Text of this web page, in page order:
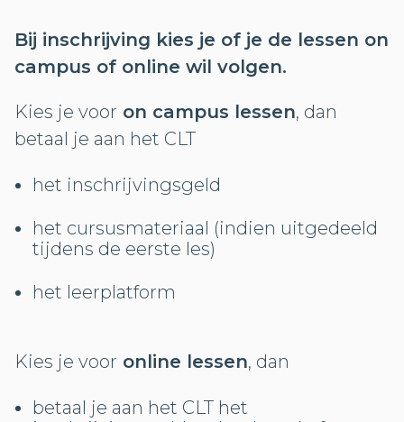
Bij inschrijving kies je of je de lessen on
campus of online wil volgen.
Kies je voor on campus lessen, dan
betaal je aan het CLT
het inschrijvingsgeld
het cursusmateriaal (indien uitgedeeld
tijdens de eerste les)
het leerplatform
Kies je voor online lessen, dan
betaal je aan het CLT het